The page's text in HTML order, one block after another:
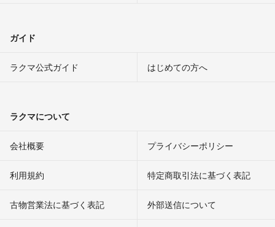
ガイド
ラクマ公式ガイド はじめての方へ
ラクマについて
会社概要 プライバシーポリシー
利用規約 特定商取引法に基づく表記
古物営業法に基づく表記 外部送信について